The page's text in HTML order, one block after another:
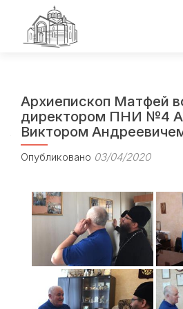
Архиепископ Матфей
директором ПНИ №4
Виктором
Опубликовано 03/04/2020